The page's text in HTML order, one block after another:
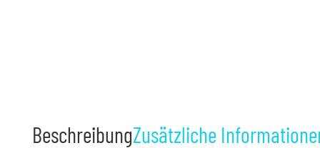
BeschreibungZusätzliche